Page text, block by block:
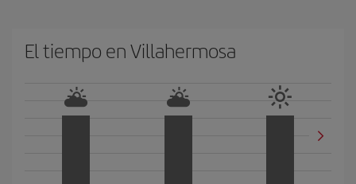
El tiempo en Villahermosa